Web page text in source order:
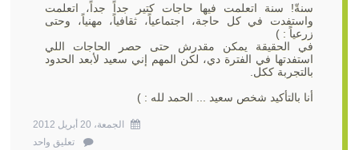
سنةّ! سنة اتعلمت فيها حاجات كتير جداً جداً، اتعلمت
واستفدت في كل حاجة، اجتماعياً، ثقافياً، مهنياً، وحتى
زرعياً : )
في الحقيقة يمكن مقدرش حتى حصر الحاجات اللي
استفدتها في الفترة دي، لكن المهم إني سعيد لأبعد الحدود
بالتجربة ككل.
أنا بالتأكيد شخص سعيد ... الحمد لله : )
الجمعة، 20 أبريل 2012
تعليق واحد